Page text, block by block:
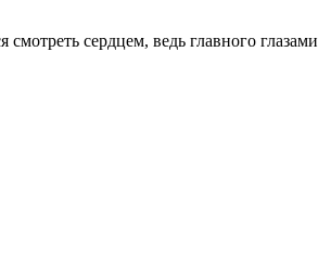
сердцем, ведь главного глазами